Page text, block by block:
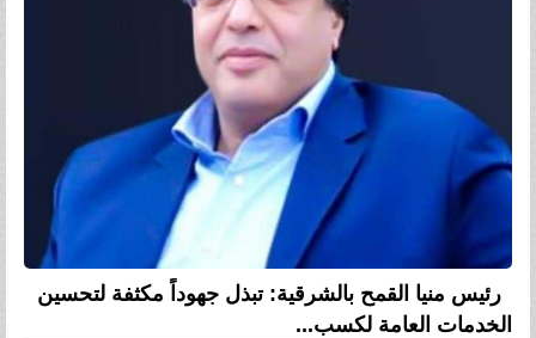
رئيس منيا القمح بالشرقية: تبذل جهوداً مكثفة لتحسين
الخدمات العامة لكسب...